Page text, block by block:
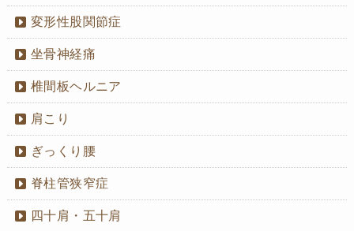
変形性股関節症
坐骨神経痛
椎間板ヘルニア
肩こり
ぎっくり腰
脊柱管狭窄症
四十肩・五十肩